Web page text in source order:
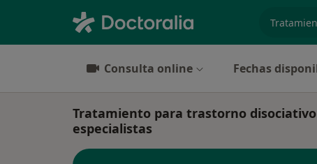
Consulta online Fechas
Tratamiento para trastorno
especialistas